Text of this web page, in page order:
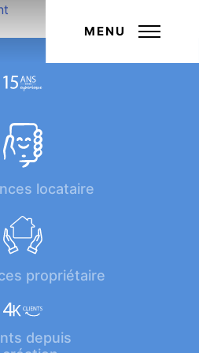
MENU
locataire
propriétaire
depuis